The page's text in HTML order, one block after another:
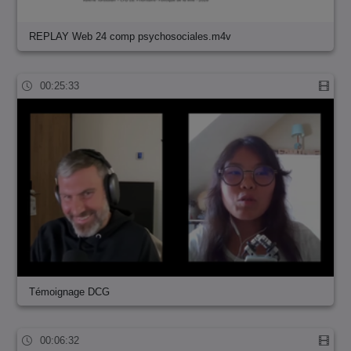
REPLAY Web 24 comp psychosociales.m4v
00:25:33
Témoignage DCG
00:06:32